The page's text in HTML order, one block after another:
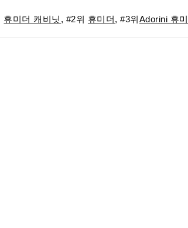
휴미더 캐비닛 , #2위 휴미더, #3위Adorini 휴